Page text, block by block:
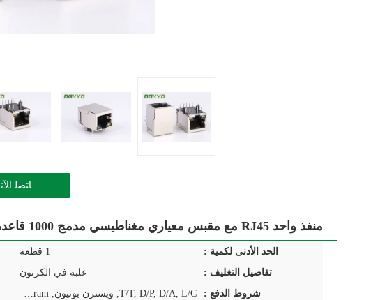
ﺎﺘﺼﻟ ﺍﻶﻧ
منفذ واحد RJ45 مع مقبس معياري مغناطيسي مدمج 1000 قاعدة G / Y LED
الحد الأدنى لكمية : 1 قطعة
تفاصيل التغليف :
علبة في الكرتون
شروط الدفع :
T/T, D/P, D/A, L/C, ويسترن يونيون, MoneyGram